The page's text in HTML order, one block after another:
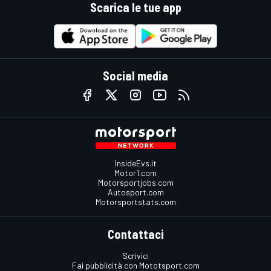
Scarica le tue app
Social media
InsideEvs.it
Motor1.com
Motorsportjobs.com
Autosport.com
Motorsportstats.com
Contattaci
Scrivici
Fai pubblicità con Mototsport.com